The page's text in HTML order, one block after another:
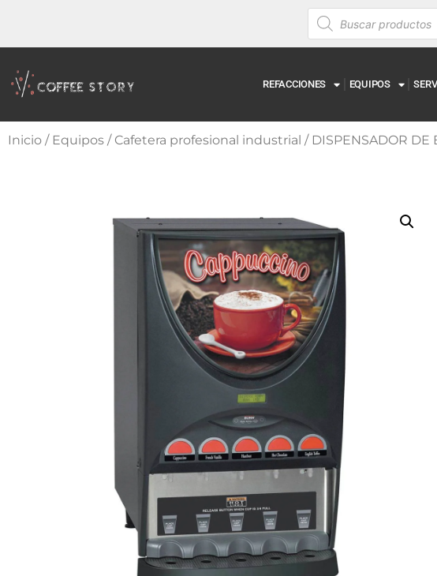
REFACCIONES EQUIPOS
Inicio / Equipos / Cafetera profesional industrial / DISPENSADOR